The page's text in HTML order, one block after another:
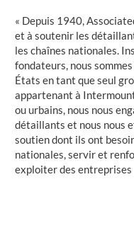
« Depuis 1940,
et à soutenir les
les chaînes nationales.
fondateurs, nous
États en tant que seul
appartenant à
ou urbains, nous nous
détaillants et nous nous
soutien dont ils ont
nationales, servir et
exploiter des entreprises